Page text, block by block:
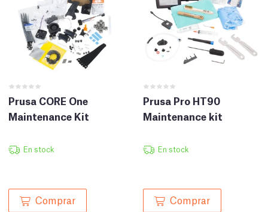
Prusa CORE One
Maintenance Kit
En stock
Comprar
Prusa Pro HT90
Maintenance kit
En stock
Comprar